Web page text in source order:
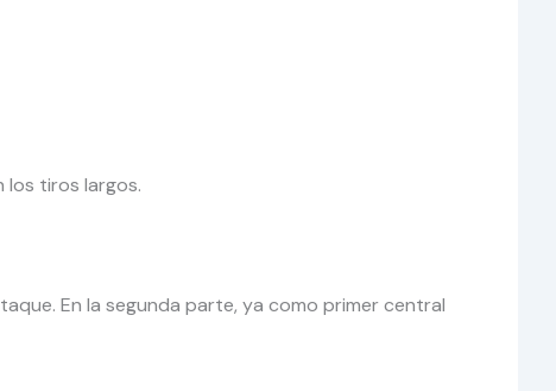
los tiros largos.
En la segunda parte, ya como primer central